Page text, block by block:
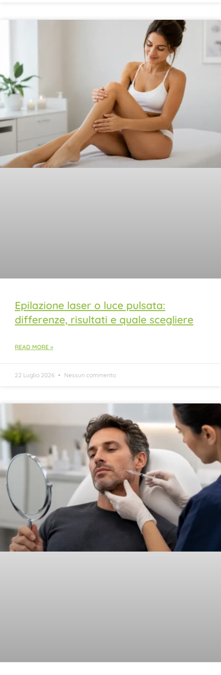
Epilazione laser o luce pulsata:
differenze, risultati e quale scegliere
READ MORE »
22 Luglio 2026 Nessun commento